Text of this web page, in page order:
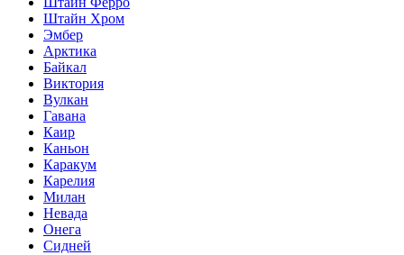
Штайн Хром
Эмбер
Арктика
Байкал
Виктория
Вулкан
Гавана
Каир
Каньон
Каракум
Карелия
Милан
Невада
Онега
Сидней